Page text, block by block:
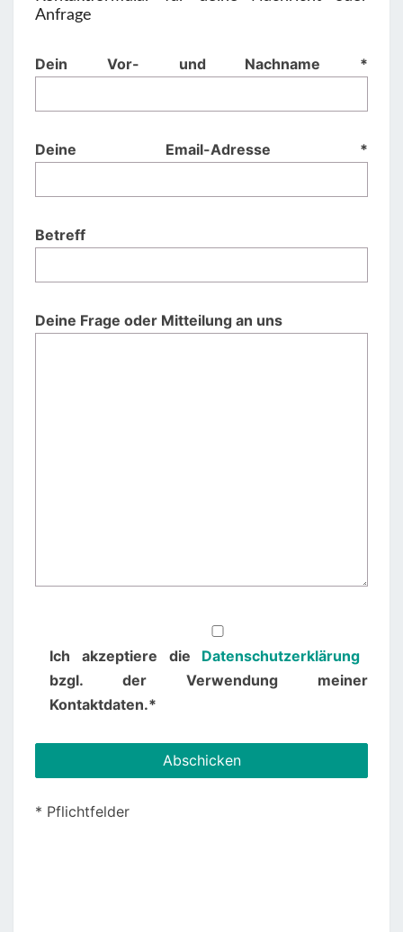
Anfrage
Dein Vor- und Nachname *
Deine Email-Adresse *
Betreff
Deine Frage oder Mitteilung an uns
Ich akzeptiere die Datenschutzerklärung
bzgl. der Verwendung meiner
Kontaktdaten.*
* Pflichtfelder